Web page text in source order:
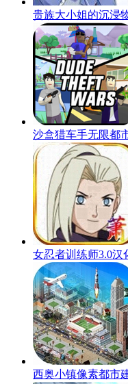
贵族大小姐的沉浸
沙盒猎车手无限都
女忍者训练师3.0汉
西奥小镇像素都市